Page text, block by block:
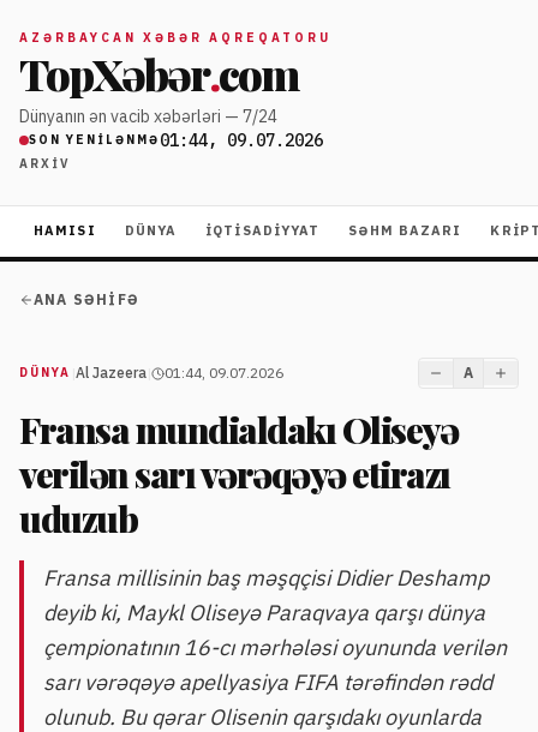
AZƏRBAYCAN XƏBƏR AQREQATORU
TopXəbər.com
Dünyanın ən vacib xəbərləri — 7/24
SON YENILƏNMƏ 01:44, 09.07.2026
ARXIV
HAMISI DÜNYA İQTISADIYYAT SƏHM BAZARI
ANA SƏHIFƏ
DÜNYA Al Jazeera 01:44, 09.07.2026 A
Fransa mundialdakı Oliseyə
verilən sarı vərəqəyə etirazı
uduzub
Fransa millisinin baş məşqçisi Didier Deshamp
deyib ki, Maykl Oliseyə Paraqvaya qarşı dünya
çempionatının 16-cı mərhələsi oyununda verilən
sarı vərəqəyə apellyasiya FIFA tərəfindən rədd
olunub. Bu qərar Olisenin qarşıdakı oyunlarda